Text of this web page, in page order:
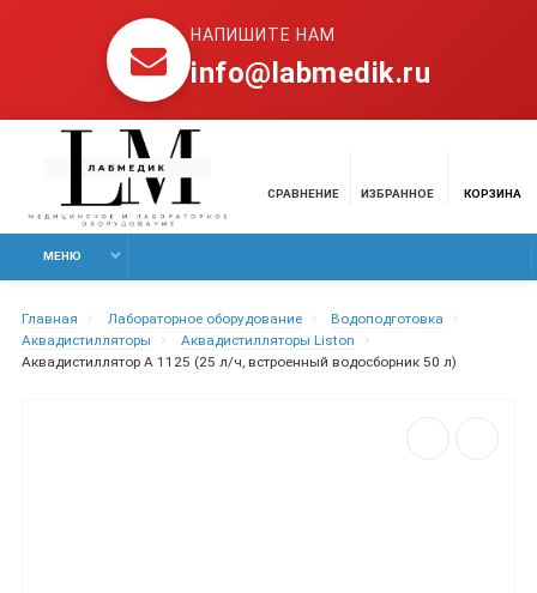
НАПИШИТЕ НАМ
info@labmedik.ru
СРАВНЕНИЕ ИЗБРАННОЕ КОРЗИНА
МЕНЮ
Главная Лабораторное оборудование
Водоподготовка
Аквадистилляторы
Аквадистилляторы Liston
Аквадистиллятор A 1125 (25 л/ч, встроенный водосборник 50 л)